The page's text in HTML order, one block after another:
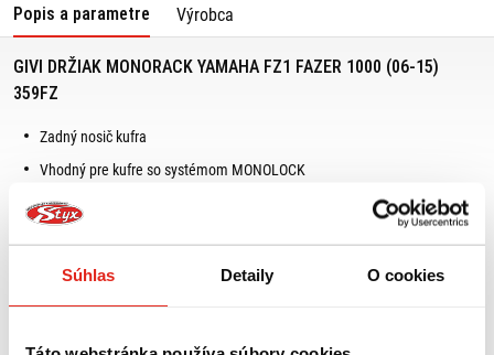
Súhlas Detaily O cookies
Popis a parametre Výrobca
GIVI DRŽIAK MONORACK YAMAHA FZ1 FAZER 1000 (06-15)
359FZ
Zadný nosič kufra
Vhodný pre kufre so systémom MONOLOCK
Maximálna nosnosť: 6 kg
Objem kufra: do 37 l
Vhodný pre: YAMAHA FZ1 Fazer 1000 (06-15)